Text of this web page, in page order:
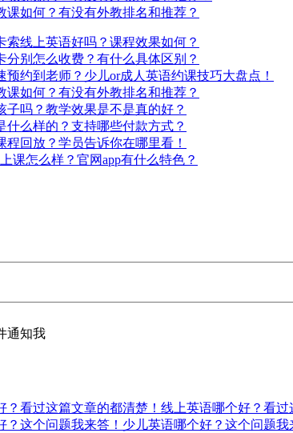
课如何？有没有外教排名和推荐？
索线上英语好吗？课程效果如何？
分别怎么收费？有什么具体区别？
预约到老师？少儿or成人英语约课技巧大盘点！
课如何？有没有外教排名和推荐？
子吗？教学效果是不是真的好？
什么样的？支持哪些付款方式？
程回放？学员告诉你在哪里看！
课怎么样？官网app有什么特色？
通知我
线上英语哪个好？看过
少儿英语哪个好？这个问题我